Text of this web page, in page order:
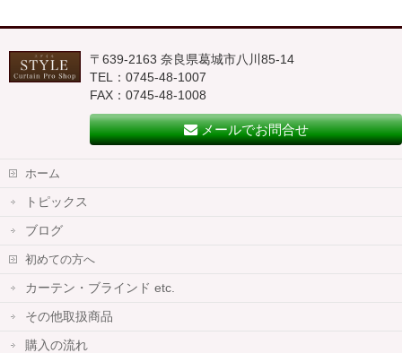
〒639-2163 奈良県葛城市八川85-14
TEL：0745-48-1007
FAX：0745-48-1008
メールでお問合せ
ホーム
トピックス
ブログ
初めての方へ
カーテン・ブラインド etc.
その他取扱商品
購入の流れ